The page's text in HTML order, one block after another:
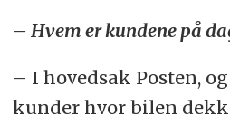
– Hvem er kundene på
– I hovedsak Posten,
kunder hvor bilen